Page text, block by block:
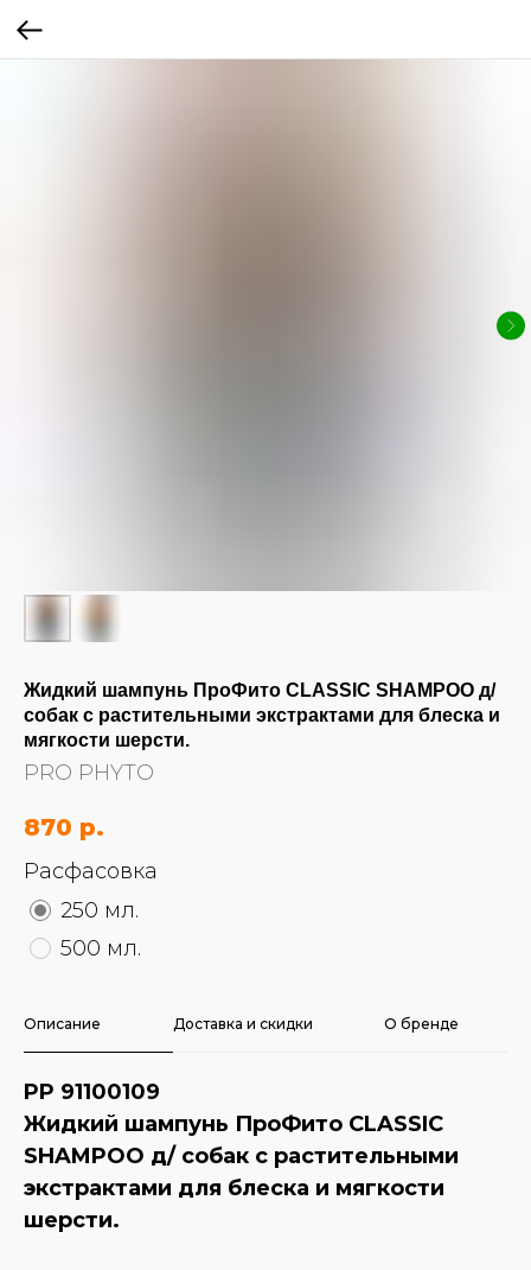
Жидкий шампунь ПроФито CLASSIC SHAMPOO д/
собак с растительными экстрактами для блеска и
мягкости шерсти.
PRO PHYTO
870 р.
Расфасовка
250 мл.
500 мл.
Описание Доставка и скидки О бренде
PP 91100109
Жидкий шампунь ПроФито CLASSIC
SHAMPOO д/ собак с растительными
экстрактами для блеска и мягкости
шерсти.